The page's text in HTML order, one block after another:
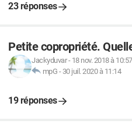
23 réponses
Petite copropriété.
Jackyduvar- 18 nov. 2018 à 10:57
mpG - 30 juil. 2020 à 11:14
19 réponses